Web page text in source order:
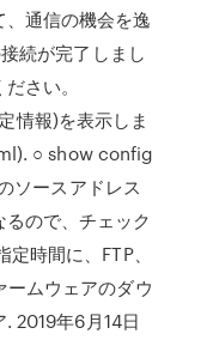
通信の機会を逸
続が完了しまし
さい。
情報)を表示しま
○ show config
ソースアドレス
るので、チェック
時間に、FTP、
ムウェアのダウ
2019年6月14日